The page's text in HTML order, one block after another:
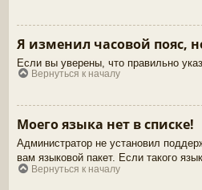
Я изменил часовой пояс,
Если вы уверены, что правильно
Вернуться к началу
Моего языка нет в списке!
Администратор не установил
вам языковой пакет. Если такого
Вернуться к началу